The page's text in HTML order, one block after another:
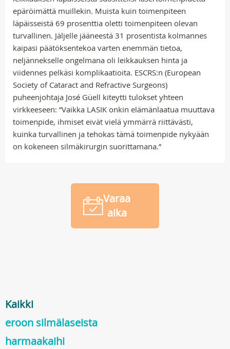
epäröimättä muillekin. Muista kuin toimenpiteen
läpäisseistä 69 prosenttia oletti toimenpiteen olevan
turvallinen. Jäljelle jääneestä 31 prosentista kolmannes
kaipasi päätöksentekoa varten enemmän tietoa,
neljännekselle ongelmana oli leikkauksen hinta ja
viidennes pelkäsi komplikaatioita. ESCRS:n (European
Society of Cataract and Refractive Surgeons)
puheenjohtaja José Güell kiteytti tulokset yhteen
virkkeeseen: ”Vaikka LASIK onkin elämänlaatua muuttava
toimenpide, ihmiset eivät vielä ymmärrä riittävästi,
kuinka turvallinen ja tehokas tämä toimenpide nykyään
on kokeneen silmäkirurgin suorittamana.”
Varaa
aika
Kaikki
eroon silmälaseista
harmaakaihi